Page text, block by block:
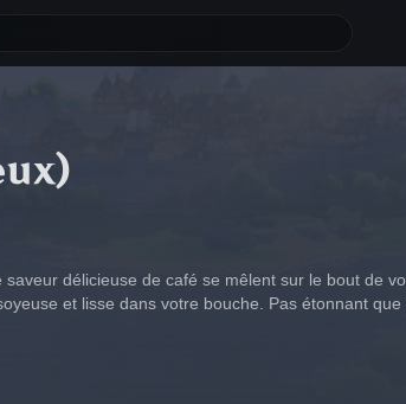
délicieuse de café se mêlent sur le bout de
et lisse dans votre bouche. Pas étonnant